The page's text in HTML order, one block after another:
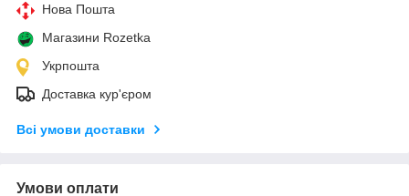
Нова Пошта
Магазини Rozetka
Укрпошта
Доставка кур'єром
Всі умови доставки
Умови оплати